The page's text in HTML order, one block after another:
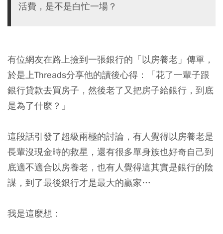
活費，是不是白忙一場？
有位網友在路上撿到一張銀行的「以房養老」傳單，
於是上Threads分享他的讀後心得：「花了一輩子跟
銀行貸款去買房子，然後老了又把房子給銀行，到底
是為了什麼？」
這段話引發了超級兩極的討論，有人覺得以房養老是
長輩沒現金時的救星，還有很多單身族也好奇自己到
底適不適合以房養老，也有人覺得這其實是銀行的陰
謀，到了最後銀行才是最大的贏家…
我是這麼想：